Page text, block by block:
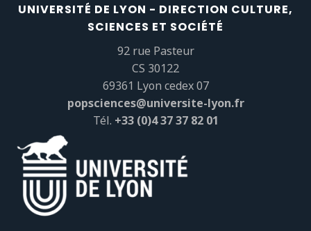
UNIVERSITÉ DE LYON - DIRECTION CULTURE,
SCIENCES ET SOCIÉTÉ
92 rue Pasteur
CS 30122
69361 Lyon cedex 07
popsciences@universite-lyon.fr
Tél. +33 (0)4 37 37 82 01